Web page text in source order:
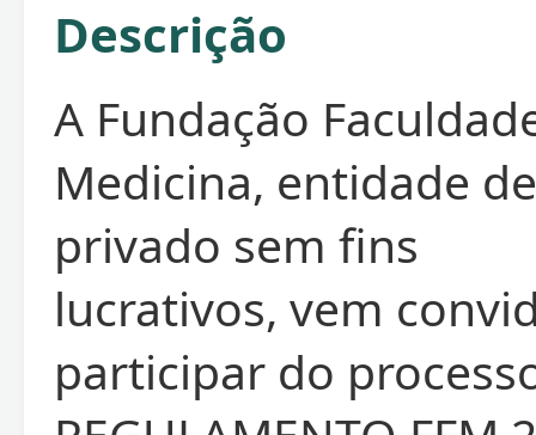
Descrição
A Fundação
Medicina, entidade
privado sem fins
lucrativos, vem
participar do